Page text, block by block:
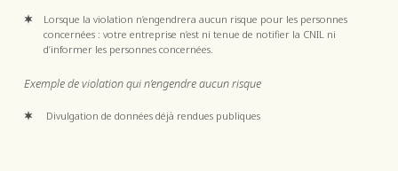
Lorsque la violation n’engendrera aucun risque pour les personnes
concernées : votre entreprise n’est ni tenue de notifier la CNIL ni
d’informer les personnes concernées.
Exemple de violation qui n’engendre aucun risque
Divulgation de données déjà rendues publiques